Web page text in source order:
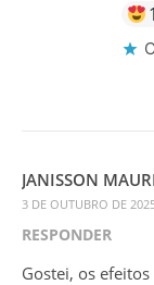
1
JANISSON
3 DE OUTUBRO DE
RESPONDER
Gostei, os